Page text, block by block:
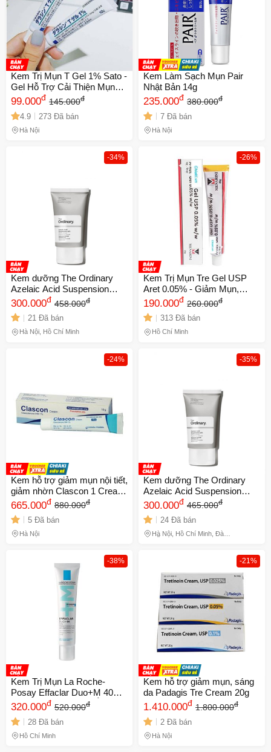
Kem Trị Mụn T Gel 1% Sato -
Gel Hỗ Trợ Cải Thiện Mụn
Sưng Đỏ 10g Từ Nhật Bản,
Ngăn Ngừa Thâm Sẹo
99.000đ 145.000đ
4.9 273 Đã bán
Hà Nội
Kem Làm Sạch Mụn Pair
Nhật Bản 14g
235.000đ 380.000đ
7 Đã bán
Hà Nội
-34%
Kem dưỡng The Ordinary
Azelaic Acid Suspension
10% Canada
300.000đ 458.000đ
21 Đã bán
Hà Nội, Hồ Chí Minh
-26%
Kem Trị Mụn Tre Gel USP
Aret 0.05% - Giảm Mụn,
Ngăn Ngừa Sẹo và Trẻ Hóa
Da 20g Chính Hãng Menarini
190.000đ 260.000đ
313 Đã bán
Hồ Chí Minh
-24%
Kem hỗ trợ giảm mụn nội tiết,
giảm nhờn Clascon 1 Cream
10g
665.000đ 880.000đ
5 Đã bán
Hà Nội
-35%
Kem dưỡng The Ordinary
Azelaic Acid Suspension
10%
300.000đ 465.000đ
24 Đã bán
Hà Nội, Hồ Chí Minh, Đà
-38%
Kem Trị Mụn La Roche-
Posay Effaclar Duo+M 40ml
- Giảm Mụn, Dưỡng Ẩm và
Ngăn Ngừa Tái Phát - Sản
Phẩm Chính Hãng từ Pháp
320.000đ 520.000đ
28 Đã bán
Hồ Chí Minh
-21%
Kem hỗ trợ giảm mụn, sáng
da Padagis Tre Cream 20g
1.410.000đ 1.800.000đ
2 Đã bán
Hà Nội